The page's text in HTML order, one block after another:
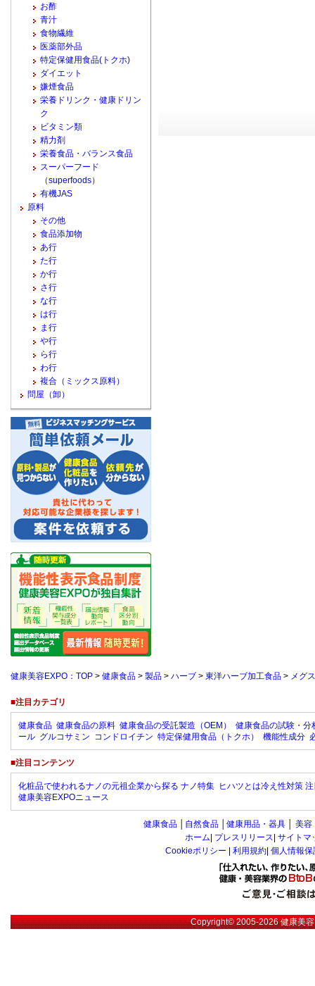
お酢
青汁
食物繊維
医薬部外品
特定保健用食品(トクホ)
ダイエット
嫌煙食品
栄養ドリンク・健康ドリン
ク
ビタミン類
精力剤
栄養食品・バランス食品
スーパーフード
（superfoods）
有機JAS
原料
その他
食品添加物
あ行
た行
か行
さ行
な行
は行
ま行
や行
ら行
わ行
複合（ミックス原料）
問屋（卸）
健康美容EXPO：TOP > 健康食品 > 製品 > ハーブ > 東洋ハーブ加工食品 > メグ
■注目カテゴリ
健康食品 健康食品の原料 健康食品の受託製造（OEM）
健康食品の試験・分
ール グルコサミン コンドロイチン 特定保健用食品（トクホ） 機能性成分
■注目コンテンツ
化粧品で使われるナノの元祖企業から探る ナノ特集 ヒハツとは冷え性対策
健康美容EXPOニュース
健康食品 自然食品 健康用品・器具 美容
ホーム プレスリリース サイトマ
Cookieポリシー
利用規約 個人情報
Copyright© 2005-2026健康美